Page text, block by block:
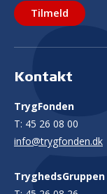
Tilmeld
Kontakt
TrygFonden
T: 45 26 08 00
info@trygfonden.dk
TryghedsGruppen